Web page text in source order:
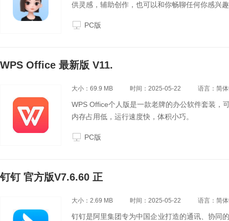
供灵感，辅助创作，也可以和你畅聊任何你感兴
PC版
WPS Office 最新版 V11.
大小：69.9 MB 时间：2025-05-22 语言：简
WPS Office个人版是一款老牌的办公软件套装，
内存占用低，运行速度快，体积小巧。
PC版
钉钉 官方版V7.6.60 正
大小：2.69 MB 时间：2025-05-22 语言：简
钉钉是阿里集团专为中国企业打造的通讯、协同